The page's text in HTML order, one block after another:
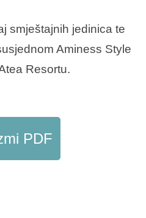
smještajnih jedinica te
Aminess Style
Resortu.
PDF